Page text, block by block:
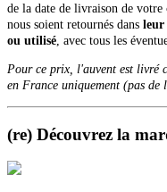
de la date de livraison de votre
nous soient retournés dans leur
ou utilisé , avec tous les
Pour ce prix, l'auvent est livré
en France uniquement (pas
(re) Découvrez la